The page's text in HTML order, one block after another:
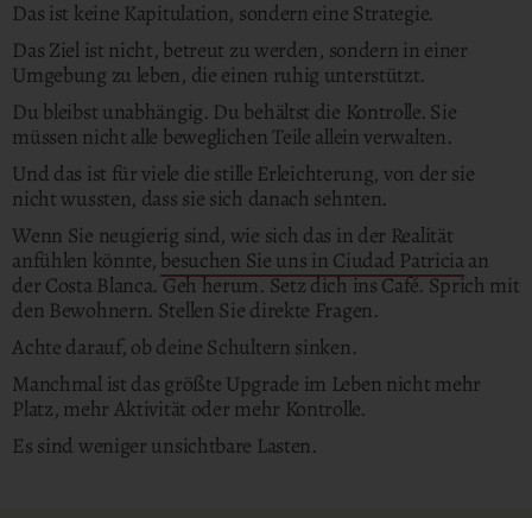
Das ist keine Kapitulation, sondern eine Strategie.
Das Ziel ist nicht, betreut zu werden, sondern in einer
Umgebung zu leben, die einen ruhig unterstützt.
Du bleibst unabhängig. Du behältst die Kontrolle. Sie
müssen nicht alle beweglichen Teile allein verwalten.
Und das ist für viele die stille Erleichterung, von der sie
nicht wussten, dass sie sich danach sehnten.
Wenn Sie neugierig sind, wie sich das in der Realität
anfühlen könnte, besuchen Sie uns in Ciudad Patriciaan
der Costa Blanca. Geh herum. Setz dich ins Café. Sprich mit
den Bewohnern. Stellen Sie direkte Fragen.
Achte darauf, ob deine Schultern sinken.
Manchmal ist das größte Upgrade im Leben nicht mehr
Platz, mehr Aktivität oder mehr Kontrolle.
Es sind weniger unsichtbare Lasten.